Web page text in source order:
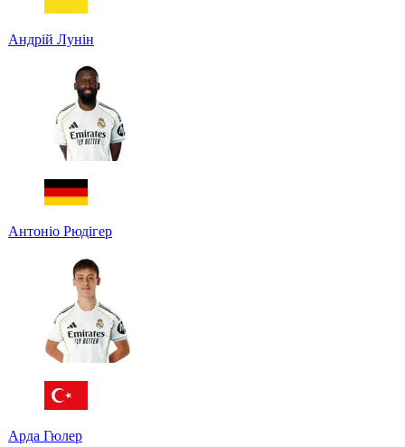
Андрій Лунін
Антоніо Рюдігер
Арда Гюлер